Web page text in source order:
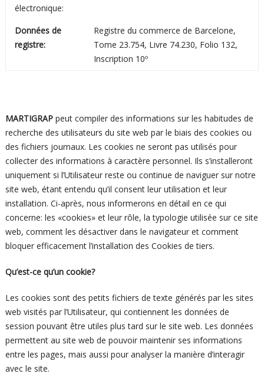
électronique:
Données de
registre:
Registre du commerce de Barcelone,
Tome 23.754, Livre 74.230, Folio 132,
Inscription 10º
MARTIGRAP peut compiler des informations sur les habitudes de
recherche des utilisateurs du site web par le biais des cookies ou
des fichiers journaux. Les cookies ne seront pas utilisés pour
collecter des informations à caractère personnel. Ils s’installeront
uniquement si l’Utilisateur reste ou continue de naviguer sur notre
site web, étant entendu qu’il consent leur utilisation et leur
installation. Ci-après, nous informerons en détail en ce qui
concerne: les «cookies» et leur rôle, la typologie utilisée sur ce site
web, comment les désactiver dans le navigateur et comment
bloquer efficacement l’installation des Cookies de tiers.
Qu’est-ce qu’un cookie?
Les cookies sont des petits fichiers de texte générés par les sites
web visités par l’Utilisateur, qui contiennent les données de
session pouvant être utiles plus tard sur le site web. Les données
permettent au site web de pouvoir maintenir ses informations
entre les pages, mais aussi pour analyser la manière d’interagir
avec le site.